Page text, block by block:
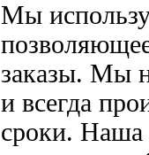
Мы
заказы. Мы
и всегда
сроки. Наша